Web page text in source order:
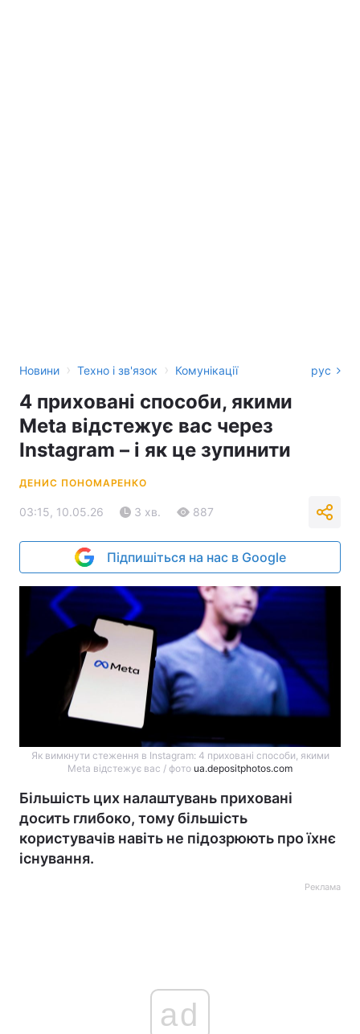
Новини › Техно і зв'язок › Комунікації рус
4 приховані способи, якими
Meta відстежує вас через
Instagram – і як це зупинити
ДЕНИС ПОНОМАРЕНКО
03:15, 10.05.26 3 хв. 887
Підпишіться на нас в Google
Як вимкнути стеження в Instagram: 4 приховані способи, якими
Meta відстежує вас / фото ua.depositphotos.com
Більшість цих налаштувань приховані
досить глибоко, тому більшість
користувачів навіть не підозрюють про їхнє
існування.
Реклама
ad